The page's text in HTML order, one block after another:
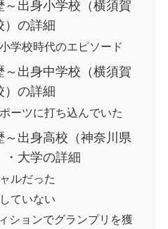
出身小学校（横須賀
）の詳細
学校時代のエピソード
出身中学校（横須賀
）の詳細
ーツに打ち込んでいた
出身高校（神奈川県
・大学の詳細
ルだった
ていない
ションでグランプリを獲